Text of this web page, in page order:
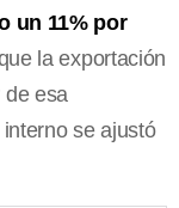
un 11% por
la exportación
esa
se ajustó